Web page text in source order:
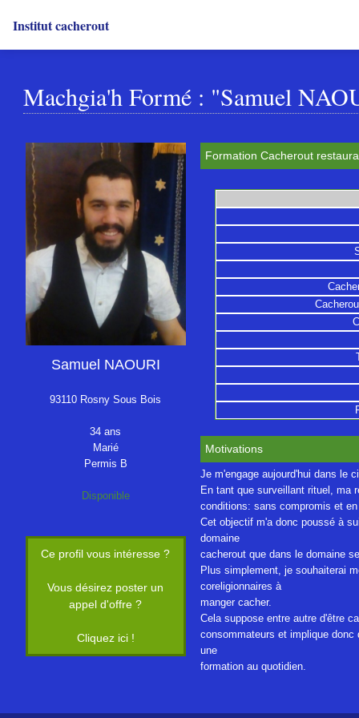
Institut cacherout
Machgia'h Formé : "Samuel
Samuel NAOURI
93110 Rosny Sous Bois
34 ans
Marié
Permis B
Disponible
Ce profil vous intéresse ?
Vous désirez poster un
appel d'offre ?
Cliquez ici !
Formation Cacherout
Motivations
Je m'engage aujourd'hui dans le
En tant que surveillant rituel, ma
conditions: sans compromis et
Cet objectif m'a donc poussé à
domaine
cacherout que dans le domaine
Plus simplement, je souhaiterai
coreligionnaires à
manger cacher.
Cela suppose entre autre d'être
consommateurs et implique donc
une
formation au quotidien.